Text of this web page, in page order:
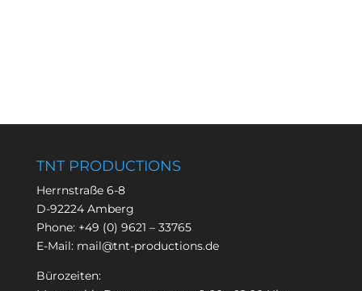
TNT PRODUCTIONS
Herrnstraße 6-8
D-92224 Amberg
Phone: +49 (0) 9621 – 33765
E-Mail: mail@tnt-productions.de
Bürozeiten: